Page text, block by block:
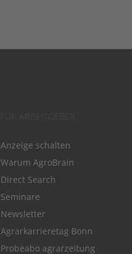
Anzeige schalten
Warum AgroBrain
Direct Search
Seminare
Newsletter
Agrarkarrieretag Bonn
Probeabo agrarzeitung